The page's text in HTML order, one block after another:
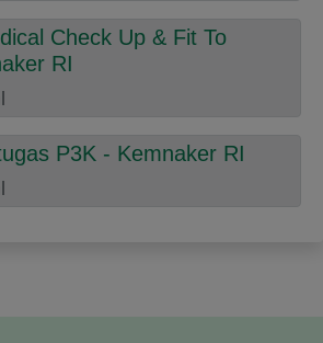
Check Up & Fit To
RI
P3K - Kemnaker RI